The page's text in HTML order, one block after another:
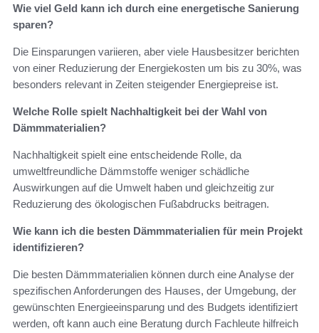
Wie viel Geld kann ich durch eine energetische Sanierung
sparen?
Die Einsparungen variieren, aber viele Hausbesitzer berichten
von einer Reduzierung der Energiekosten um bis zu 30%, was
besonders relevant in Zeiten steigender Energiepreise ist.
Welche Rolle spielt Nachhaltigkeit bei der Wahl von
Dämmmaterialien?
Nachhaltigkeit spielt eine entscheidende Rolle, da
umweltfreundliche Dämmstoffe weniger schädliche
Auswirkungen auf die Umwelt haben und gleichzeitig zur
Reduzierung des ökologischen Fußabdrucks beitragen.
Wie kann ich die besten Dämmmaterialien für mein Projekt
identifizieren?
Die besten Dämmmaterialien können durch eine Analyse der
spezifischen Anforderungen des Hauses, der Umgebung, der
gewünschten Energieeinsparung und des Budgets identifiziert
werden, oft kann auch eine Beratung durch Fachleute hilfreich